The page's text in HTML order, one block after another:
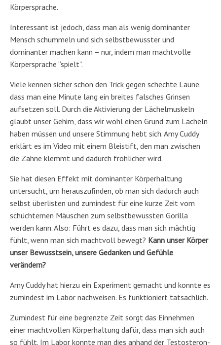
Körpersprache.
Interessant ist jedoch, dass man als wenig dominanter
Mensch schummeln und sich selbstbewusster und
dominanter machen kann – nur, indem man machtvolle
Körpersprache “spielt”.
Viele kennen sicher schon den Trick gegen schechte Laune.
dass man eine Minute lang ein breites falsches Grinsen
aufsetzen soll. Durch die Aktivierung der Lächelmuskeln
glaubt unser Gehirn, dass wir wohl einen Grund zum Lächeln
haben müssen und unsere Stimmung hebt sich. Amy Cuddy
erklärt es im Video mit einem Bleistift, den man zwischen
die Zähne klemmt und dadurch fröhlicher wird.
Sie hat diesen Effekt mit dominanter Körperhaltung
untersucht, um herauszufinden, ob man sich dadurch auch
selbst überlisten und zumindest für eine kurze Zeit vom
schüchternen Mäuschen zum selbstbewussten Gorilla
werden kann. Also: Führt es dazu, dass man sich mächtig
fühlt, wenn man sich machtvoll bewegt? Kann unser Körper
unser Bewusstsein, unsere Gedanken und Gefühle
verändern?
Amy Cuddy hat hierzu ein Experiment gemacht und konnte es
zumindest im Labor nachweisen. Es funktioniert tatsächlich.
Zumindest für eine begrenzte Zeit sorgt das Einnehmen
einer machtvollen Körperhaltung dafür, dass man sich auch
so fühlt. Im Labor konnte man dies anhand der Testosteron-